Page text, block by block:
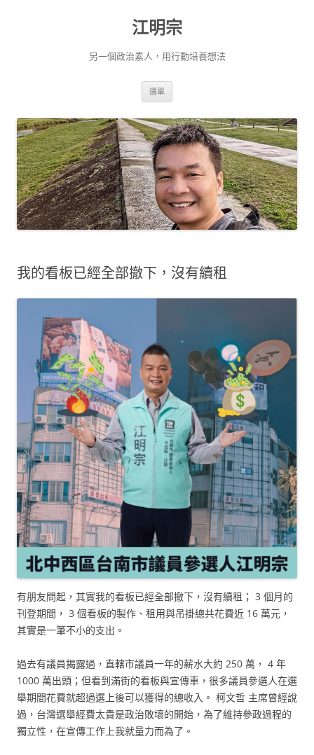
江明宗
另一個政治素人，用行動培養想法
選單
我的看板已經全部撤下，沒有續租
有朋友問起，其實我的看板已經全部撤下，沒有續租； 3 個月的
刊登期間， 3 個看板的製作、租用與吊掛總共花費近 16 萬元，
其實是一筆不小的支出。
過去有議員揭露過，直轄市議員一年的薪水大約 250 萬， 4 年
1000 萬出頭；但看到滿街的看板與宣傳車，很多議員參選人在選
舉期間花費就超過選上後可以獲得的總收入。 柯文哲 主席曾經說
過，台灣選舉經費太貴是政治敗壞的開始，為了維持參政過程的
獨立性，在宣傳工作上我就量力而為了。